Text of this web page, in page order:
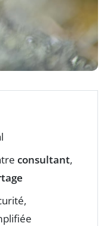
consultant,